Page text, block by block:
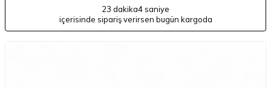
23 dakika4 saniye
içerisinde sipariş verirsen bugün kargoda